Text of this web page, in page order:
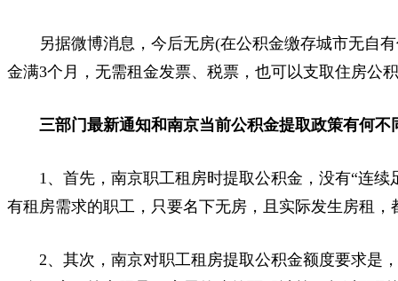
另据微博消息，今后无房(在公积金缴存城市无自有
金满3个月，无需租金发票、税票，也可以支取住房公
三部门最新通知和南京当前公积金提取政策有何
1、首先，南京职工租房时提取公积金，没有“连续
有租房需求的职工，只要名下无房，且实际发生房租
2、其次，南京对职工租房提取公积金额度要求是